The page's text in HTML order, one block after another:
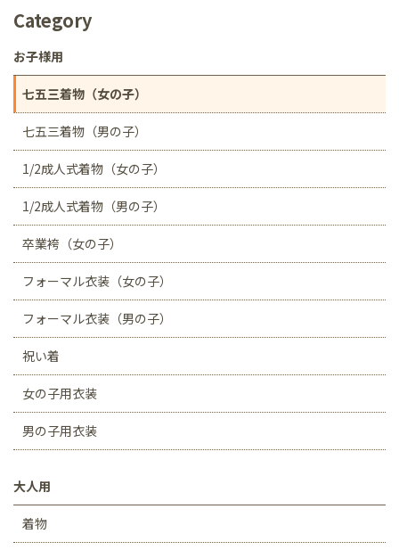
Category
お子様用
七五三着物（女の子）
七五三着物（男の子）
1/2成人式着物（女の子）
1/2成人式着物（男の子）
卒業袴（女の子）
フォーマル衣装（女の子）
フォーマル衣装（男の子）
祝い着
女の子用衣装
男の子用衣装
大人用
着物